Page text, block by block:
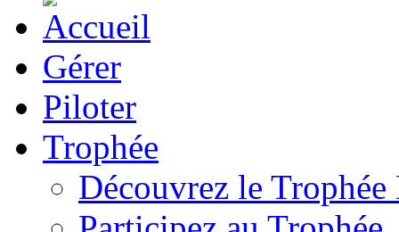
Gérer
Piloter
Trophée
Découvrez le